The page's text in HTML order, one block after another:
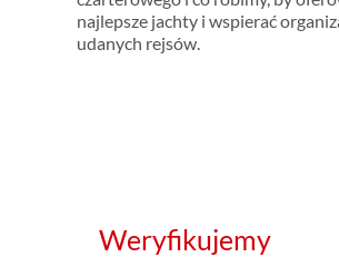
najlepsze jachty i wspierać
udanych rejsów.
Weryfikujemy